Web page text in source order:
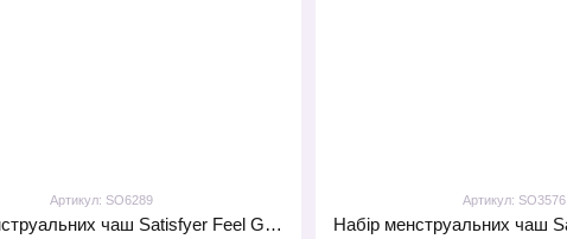
Артикул: SO6289
Набір менструальних чаш Satisfyer Feel Good (Transparent), 15мл і 20мл, мішечок для зберігання
Артикул: SO3576